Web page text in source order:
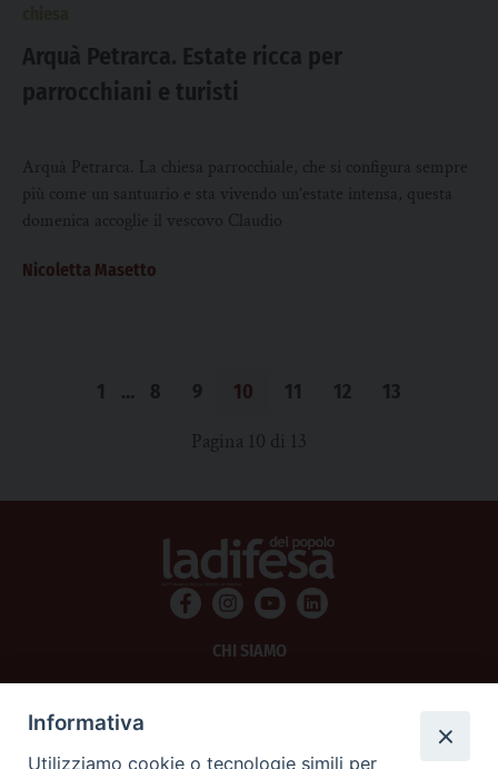
Arquà Petrarca. Estate ricca per
parrocchiani e turisti
Arquà Petrarca. La chiesa parrocchiale, che si configura sempre
più come un santuario e sta vivendo un’estate intensa, questa
domenica accoglie il vescovo Claudio
Nicoletta Masetto
1 … 8 9 10 11 12 13
Pagina 10 di 13
CHI SIAMO
Informativa
Utilizziamo cookie o tecnologie simili per